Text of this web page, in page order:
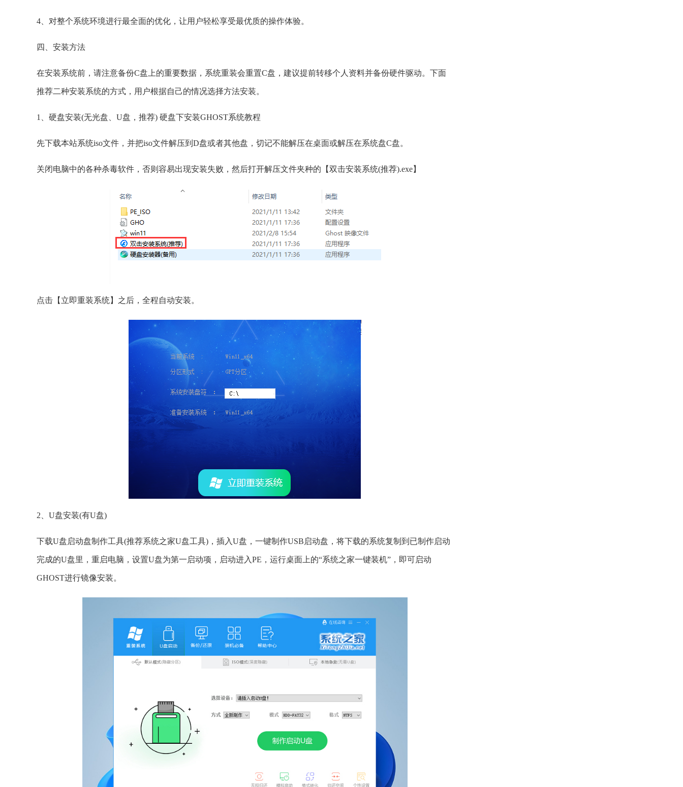
4、对整个系统环境进行最全面的优化，让用户轻松享受最优质的操作体验。
四、安装方法
在安装系统前，请注意备份C盘上的重要数据，系统重装会重置C盘，建议提前转移个人资料并备份硬件驱动。下面
推荐二种安装系统的方式，用户根据自己的情况选择方法安装。
1、硬盘安装(无光盘、U盘，推荐) 硬盘下安装GHOST系统教程
先下载本站系统iso文件，并把iso文件解压到D盘或者其他盘，切记不能解压在桌面或解压在系统盘C盘。
关闭电脑中的各种杀毒软件，否则容易出现安装失败，然后打开解压文件夹种的【双击安装系统(推荐).exe】
点击【立即重装系统】之后，全程自动安装。
2、U盘安装(有U盘)
下载U盘启动盘制作工具(推荐系统之家U盘工具)，插入U盘，一键制作USB启动盘，将下载的系统复制到已制作启动
完成的U盘里，重启电脑，设置U盘为第一启动项，启动进入PE，运行桌面上的“系统之家一键装机”，即可启动
GHOST进行镜像安装。